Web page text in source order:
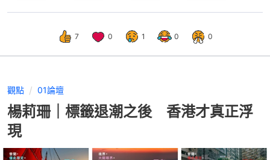
7 0 1 0 0
觀點 01論壇
楊莉珊｜標籤退潮之後 香港才真正浮
現